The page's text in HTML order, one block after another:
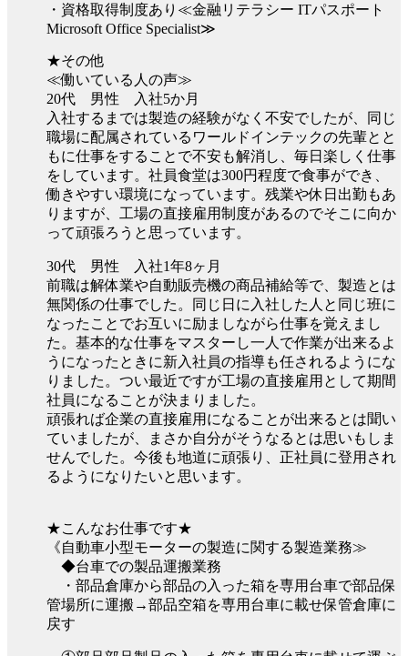
・資格取得制度あり≪金融リテラシー ITパスポート
Microsoft Office Specialist≫
★その他
≪働いている人の声≫
20代 男性 入社5か月
入社するまでは製造の経験がなく不安でしたが、同じ
職場に配属されているワールドインテックの先輩とと
もに仕事をすることで不安も解消し、毎日楽しく仕事
をしています。社員食堂は300円程度で食事ができ、
働きやすい環境になっています。残業や休日出勤もあ
りますが、工場の直接雇用制度があるのでそこに向か
って頑張ろうと思っています。
30代 男性 入社1年8ヶ月
前職は解体業や自動販売機の商品補給等で、製造とは
無関係の仕事でした。同じ日に入社した人と同じ班に
なったことでお互いに励ましながら仕事を覚えまし
た。基本的な仕事をマスターし一人で作業が出来るよ
うになったときに新入社員の指導も任されるようにな
りました。つい最近ですが工場の直接雇用として期間
社員になることが決まりました。
頑張れば企業の直接雇用になることが出来るとは聞い
ていましたが、まさか自分がそうなるとは思いもしま
せんでした。今後も地道に頑張り、正社員に登用され
るようになりたいと思います。
★こんなお仕事です★
《自動車小型モーターの製造に関する製造業務≫
◆台車での製品運搬業務
・部品倉庫から部品の入った箱を専用台車で部品保
管場所に運搬→部品空箱を専用台車に載せ保管倉庫に
戻す